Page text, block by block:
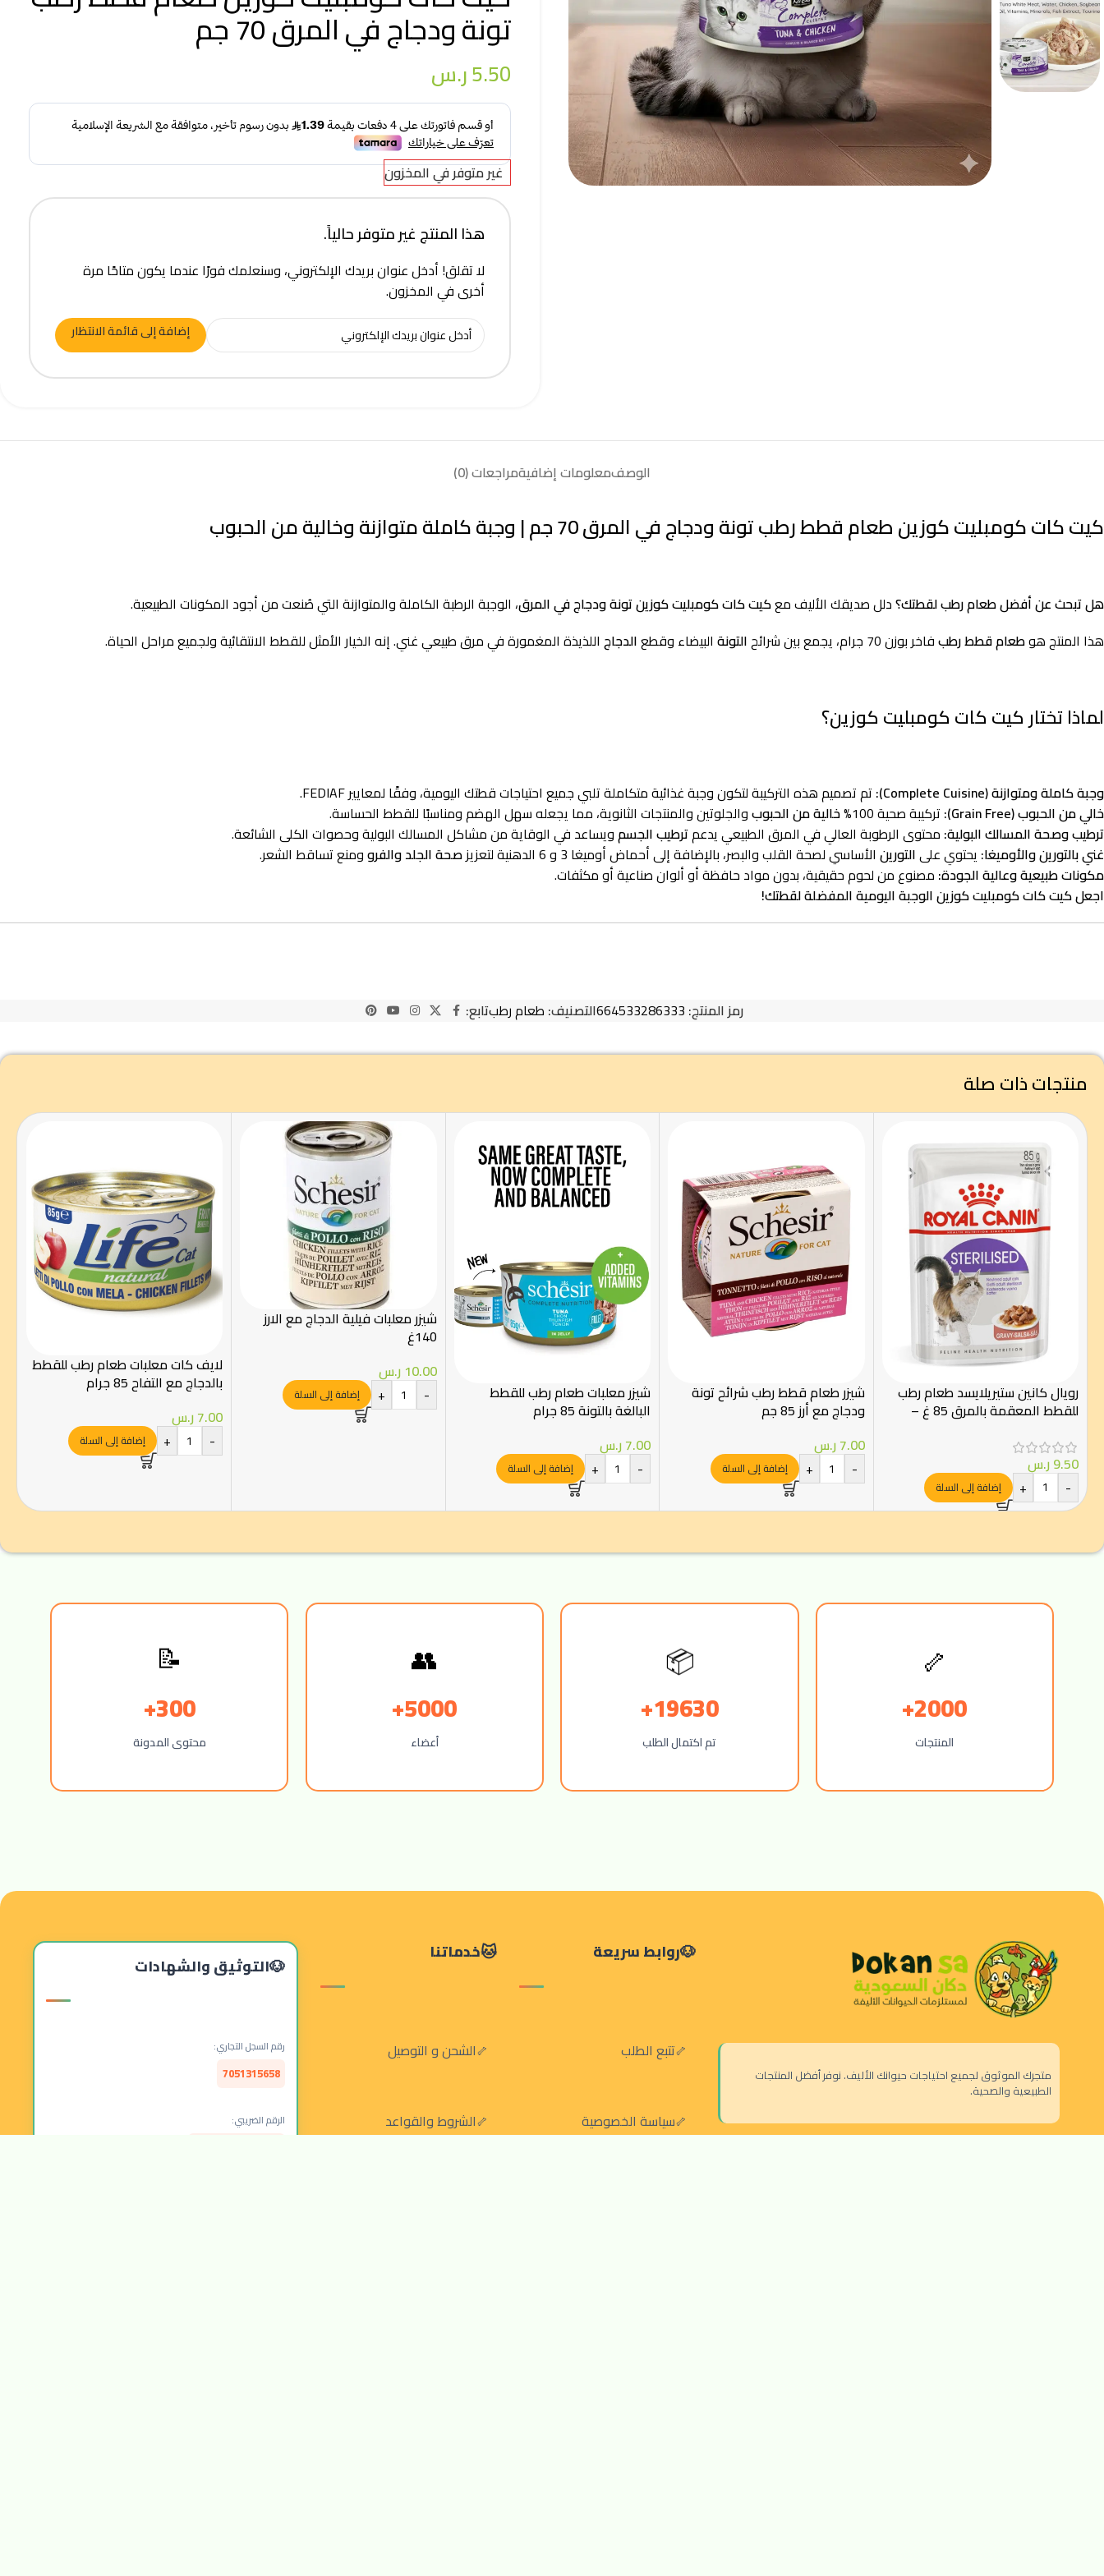
تونة ودجاج في المرق 70 جم
5.50ر.س
غير متوفر في المخزون
هذا المنتج غير متوفر حالياً.
لا تقلق! أدخل عنوان بريدك الإلكتروني، وسنعلمك فورًا عندما يكون متاحًا مرة
أخرى في المخزون.
إضافة إلى قائمة الانتظار
الوصفمعلومات إضافيةمراجعات (0)
كيت كات كومبليت كوزين طعام قطط رطب تونة ودجاج في المرق 70 جم | وجبة كاملة متوازنة وخالية من الحبوب
هل تبحث عن أفضل طعام رطب لقطتك؟دلل صديقك الأليف معكيت كات كومبليت كوزين تونة ودجاج في المرق، الوجبة الرطبة الكاملة والمتوازنة التي صُنعت من أجود المكونات الطبيعية.
هذا المنتج هوطعام قطط رطبفاخر بوزن 70 جرام، يجمع بين شرائح التونة البيضاء وقطعالدجاج اللذيذة المغمورة في مرق طبيعي غني. إنه الخيار الأمثل للقطط الانتقائية ولجميع مراحل الحياة.
لماذا تختار كيت كات كومبليت كوزين؟
وجبة كاملة ومتوازنة (Complete Cuisine):
تم تصميم هذه التركيبة لتكون وجبة غذائية متكاملة تلبي جميع احتياجات قطتك اليومية، وفقًا لمعايير FEDIAF.
خالي من الحبوب (Grain Free):
تركيبة صحية 100% خالية من الحبوبوالجلوتين والمنتجات الثانوية، مما يجعله سهل الهضم ومناسبًا للقطط الحساسة.
ترطيب وصحة المسالك البولية: محتوى الرطوبة العالي في المرق الطبيعي يدعمترطيب الجسمويساعد في الوقاية من مشاكل المسالك البولية وحصوات الكلى الشائعة.
غني بالتورين والأوميغا: يحتوي علىالتورين الأساسي لصحة القلب والبصر، بالإضافة إلى أحماض أوميغا 3 و 6 الدهنية لتعزيز صحة الجلد والفروومنع تساقط الشعر.
مكونات طبيعية وعالية الجودة: مصنوع من لحوم حقيقية، بدون مواد حافظة أو ألوان صناعية أو مكثفات.
اجعل كيت كات كومبليت كوزين الوجبة اليومية المفضلة لقطتك!
رمز المنتج: 664533286333التصنيف: طعام رطبتابع:
منتجات ذات صلة
رويال كانين ستيريلايسد طعام رطب
للقطط المعقمة بالمرق 85 غ –
9.50ر.س
-
+ إضافة إلى السلة
شيزر طعام قطط رطب شرائح تونة
ودجاج مع أرز 85 جم
7.00ر.س
-
+ إضافة إلى السلة
شيزر معلبات طعام رطب للقطط
البالغة بالتونة 85 جرام
7.00ر.س
-
+ إضافة إلى السلة
شيزر معلبات فيلية الدجاج مع الارز
140غ
10.00 ر.س
-
+ إضافة إلى السلة
لايف كات معلبات طعام رطب للقطط
بالدجاج مع التفاح 85 جرام
7.00ر.س
-
+ إضافة إلى السلة
🦴
2000+
المنتجات
📦
19630+
تم اكتمال الطلب
👥
5000+
أعضاء
📝
300+
محتوى المدونة
متجرك الموثوق لجميع احتياجات حيوانك الأليف. نوفر أفضل المنتجات
الطبيعية والصحية.
روابط سريعة
تتبع الطلب
سياسة الخصوصية
خدماتنا
الشحن و التوصيل
الشروط والقواعد
التوثيق والشهادات
رقم السجل التجاري:
7051315658
الرقم الضريبي: